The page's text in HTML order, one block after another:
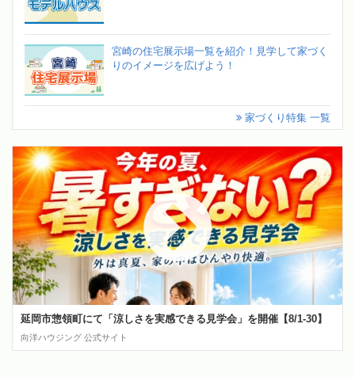
宮崎の住宅展示場一覧を紹介！見学して家づく
りのイメージを広げよう！
家づくり特集 一覧
延岡市惣領町にて「涼しさを実感できる見学会」を開催【8/1-30】
向洋ハウジング 公式サイト